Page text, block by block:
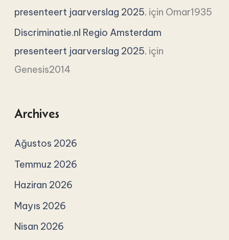
presenteert jaarverslag 2025. için Omar1935
Discriminatie.nl Regio Amsterdam
presenteert jaarverslag 2025. için
Genesis2014
Archives
Ağustos 2026
Temmuz 2026
Haziran 2026
Mayıs 2026
Nisan 2026